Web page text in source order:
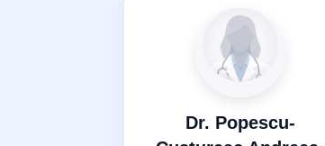
Dr. Popescu-